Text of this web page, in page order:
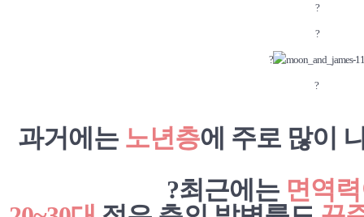
?
?
?
?
과거에는 노년층에 주로 많이
?최근에는 면역